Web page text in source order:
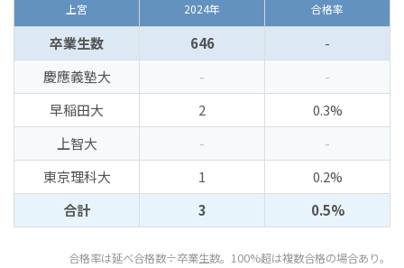
上宮 2024年 合格率
卒業生数 646
-
慶應義塾大
-
-
早稲田大
2
0.3%
上智大
-
-
東京理科大
1
0.2%
合計
3 0.5%
合格率は延べ合格数÷卒業生数。100%超は複数合格の場合あり。